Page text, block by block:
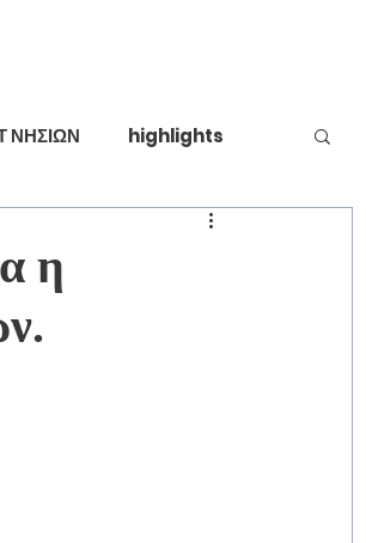
ΝΗΣΙΩΝ highlights
η